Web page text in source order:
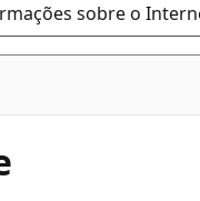
sobre o